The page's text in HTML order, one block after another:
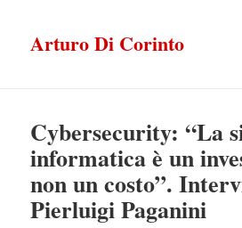
Arturo Di Corinto
Cybersecurity: “La
informatica è un
non un costo”.
Pierluigi Paganini